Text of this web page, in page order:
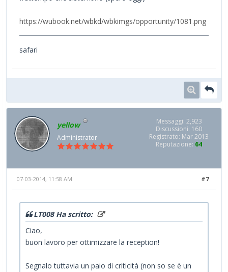
https://wubook.net/wbkd/wbkimgs/opportunity/1081.png
safari
yellow
Administrator
Messaggi: 2,923
Discussioni: 160
Registrato: Mar 2013
Reputazione: 64
#7
07-03-2014, 11:58 AM
LT008 Ha scritto:
Ciao,
buon lavoro per ottimizzare la reception!
Segnalo tuttavia un paio di criticità (non so se è un